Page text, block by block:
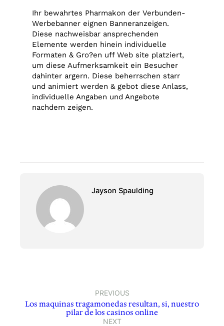
Ihr bewahrtes Pharmakon der Verbunden-
Werbebanner eignen Banneranzeigen.
Diese nachweisbar ansprechenden
Elemente werden hinein individuelle
Formaten & Gro?en uff Web site platziert,
um diese Aufmerksamkeit ein Besucher
dahinter argern. Diese beherrschen starr
und animiert werden & gebot diese Anlass,
individuelle Angaben und Angebote
nachdem zeigen.
Jayson Spaulding
PREVIOUS
Los maquinas tragamonedas resultan, si, nuestro
pilar de los casinos online
NEXT